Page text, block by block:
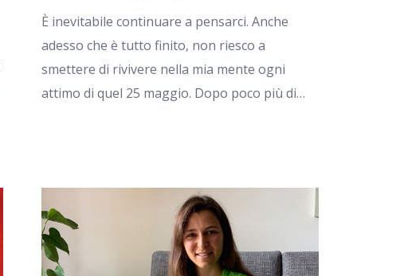
È inevitabile continuare a pensarci. Anche
adesso che è tutto finito, non riesco a
smettere di rivivere nella mia mente ogni
attimo di quel 25 maggio. Dopo poco più di…